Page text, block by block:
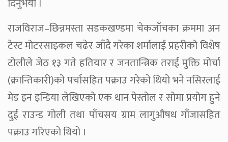
दिनुभयो ।
राजविराज–छिन्नमस्ता सडकखण्डमा चेकजाँचका क्रममा अन
टेस्ट मोटरसाइकल चढेर जाँदै गरेका शर्मालाई प्रहरीको विशेष
टोलीले जेठ १३ गते हतियार र जनतान्त्रिक तराई मुक्ति मोर्चा
(क्रान्तिकारी)को पर्चासहित पक्राउ गरेको थियो भने नसिरलाई
मेड इन इन्डिया लेखिएको एक थान पेस्तोल र सोमा प्रयोग हुने
दुई राउन्ड गोली तथा पाँचसय ग्राम लागुऔषध गाँजासहित
पक्राउ गरिएको थियो ।